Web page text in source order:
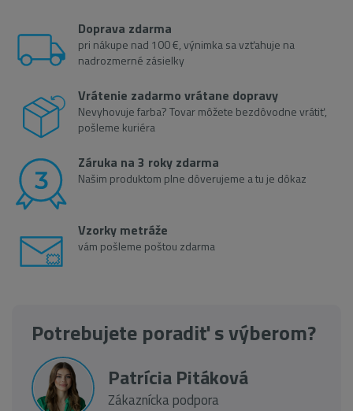
Doprava zdarma
pri nákupe nad 100 €, výnimka sa vzťahuje na
nadrozmerné zásielky
Vrátenie zadarmo vrátane dopravy
Nevyhovuje farba? Tovar môžete bezdôvodne vrátiť,
pošleme kuriéra
Záruka na 3 roky zdarma
Našim produktom plne dôverujeme a tu je dôkaz
Vzorky metráže
vám pošleme poštou zdarma
Potrebujete poradiť s výberom?
Patrícia Pitáková
Zákaznícka podpora